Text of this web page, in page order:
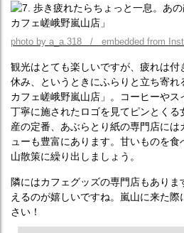
photo by a_a.318 / embedded from
観光はとても楽しいですが、疲れは
休み、というときにふらりと立ち寄
カフェ嵯峨野嵐山店」。コーヒーや
丁寧に施されたロゴを見てピンとくる
産の定番、あぶらとり紙の専門店には
ューも豊富にあります。甘いものを
山散策に繰り出しましょう。
隣にはカフェグッズの専門店もあり
えるのが嬉しいですね。嵐山に来た
さい！